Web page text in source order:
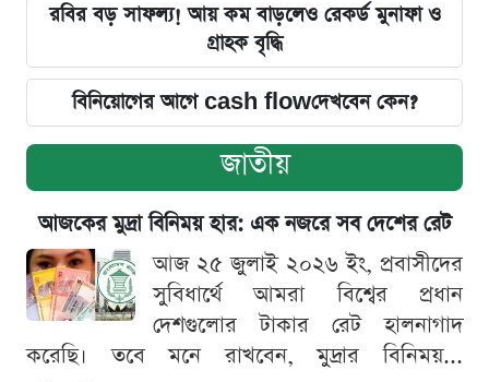
রবির বড় সাফল্য! আয় কম বাড়লেও রেকর্ড মুনাফা ও
গ্রাহক বৃদ্ধি
বিনিয়োগের আগে cash flowদেখবেন কেন?
জাতীয়
আজকের মুদ্রা বিনিময় হার: এক নজরে সব দেশের রেট
আজ ২৫ জুলাই ২০২৬ ইং, প্রবাসীদের
সুবিধার্থে আমরা বিশ্বের প্রধান
দেশগুলোর টাকার রেট হালনাগাদ
করেছি। তবে মনে রাখবেন, মুদ্রার বিনিময়...